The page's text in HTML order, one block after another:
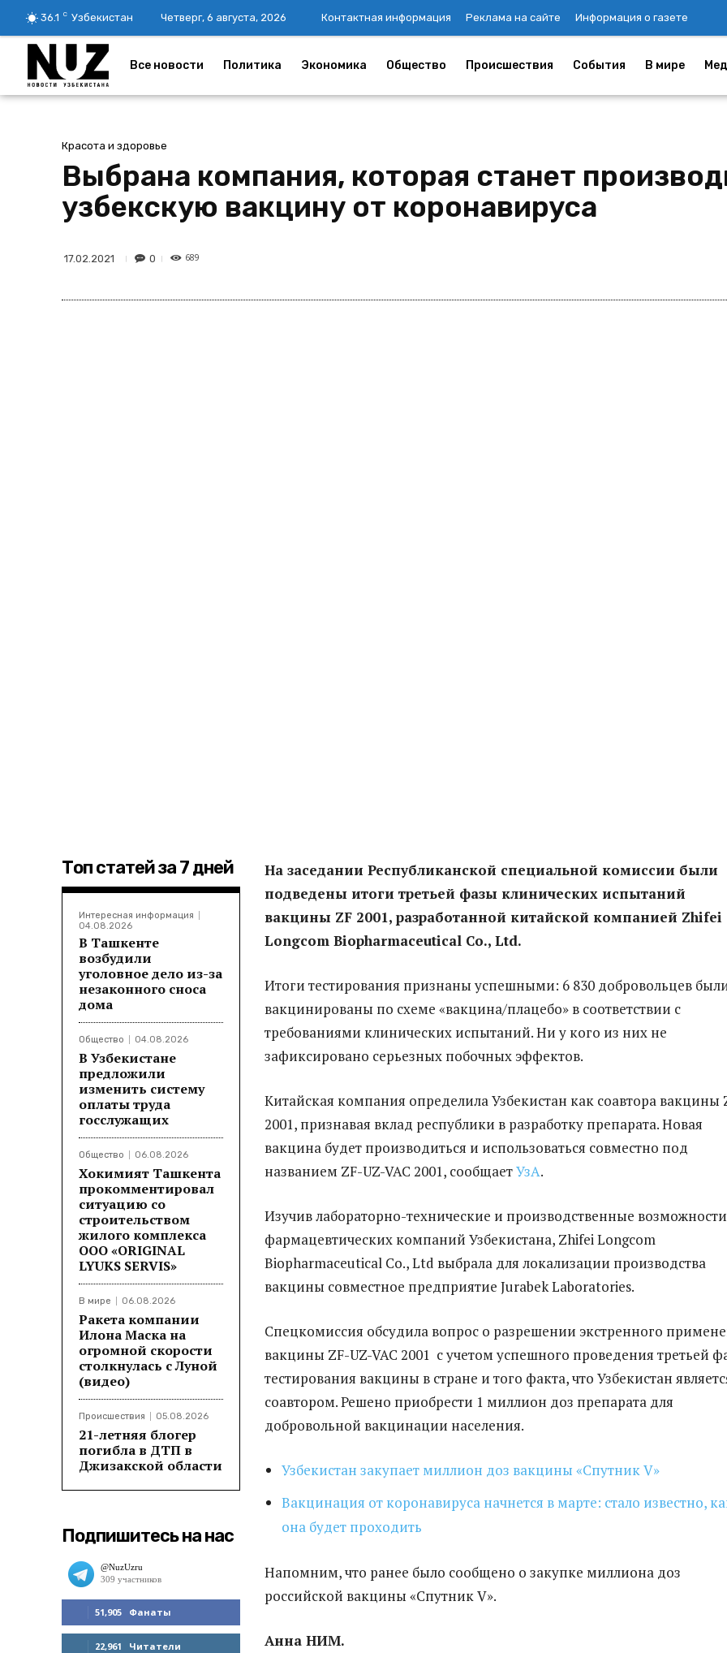
36.1 C Узбекистан Четверг, 6 августа, 2026 Контактная информация Реклама на сайте Информация о газете
Все новости Политика Экономика Общество Происшествия События В мире
Красота и здоровье
Выбрана компания, которая станет
узбекскую вакцину от коронавируса
17.02.2021 0 689
Топ статей за 7 дней
Интересная информация
04.08.2026
В Ташкенте
возбудили
уголовное дело из-за
незаконного сноса
дома
Общество 04.08.2026
В Узбекистане
предложили
изменить систему
оплаты труда
госслужащих
Общество 06.08.2026
Хокимият Ташкента
прокомментировал
ситуацию со
строительством
жилого комплекса
ООО «ORIGINAL
LYUKS SERVIS»
В мире 06.08.2026
Ракета компании
Илона Маска на
огромной скорости
столкнулась с Луной
(видео)
Происшествия 05.08.2026
21-летняя блогер
погибла в ДТП в
Джизакской области
Подпишитесь на нас
51,905 Фанаты
МНЕ НРАВИТСЯ
22,961 Читатели
На заседании Республиканской специальной комиссии были
подведены итоги третьей фазы клинических испытаний
вакцины ZF 2001, разработанной китайской компанией Zhifei
Longcom Biopharmaceutical Co., Ltd.
Итоги тестирования признаны успешными: 6 830 добровольцев
вакцинированы по схеме «вакцина/плацебо» в соответствии с
требованиями клинических испытаний. Ни у кого из них не
зафиксировано серьезных побочных эффектов.
Китайская компания определила Узбекистан как соавтора вакцины
2001, признавая вклад республики в разработку препарата. Новая
вакцина будет производиться и использоваться совместно под
названием ZF-UZ-VAC 2001, сообщаетУзА.
Изучив лабораторно-технические и производственные возможности
фармацевтических компаний Узбекистана, Zhifei Longcom
Biopharmaceutical Co., Ltd выбрала для локализации производства
вакцины совместное предприятие Jurabek Laboratories.
Спецкомиссия обсудила вопрос о разрешении экстренного
вакцины ZF-UZ-VAC 2001 с учетом успешного проведения третьей
тестирования вакцины в стране и того факта, что Узбекистан
соавтором. Решено приобрести 1 миллион доз препарата для
добровольной вакцинации населения.
Узбекистан закупает миллион доз вакцины «Спутник V»
Вакцинация от коронавируса начнется в марте: стало известно,
она будет проходить
Напомним, что ранее было сообщено о закупке миллиона доз
российской вакцины «Спутник V».
Анна НИМ.